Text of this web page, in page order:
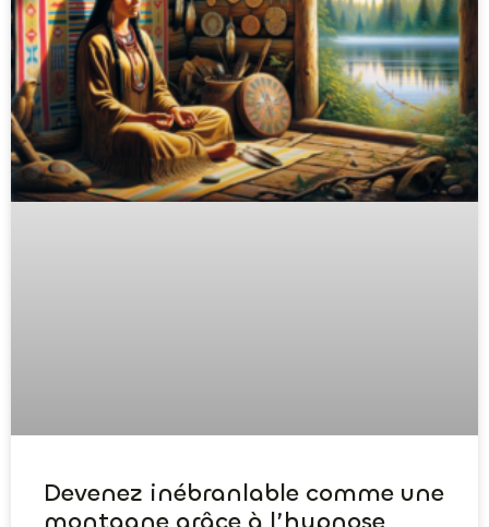
Devenez inébranlable comme une